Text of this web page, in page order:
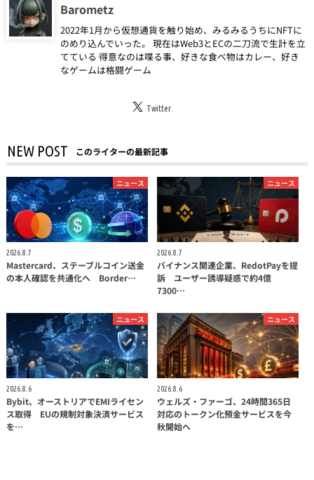
Barometz
2022年1月から仮想通貨を触り始め、みるみるうちにNFTに
のめり込んでいった。 現在はWeb3とECの二刀流で生計を立
てている 得意なのは喋る事、好きな食べ物はカレー、好き
なゲームは格闘ゲーム
Twitter
NEW POST このライターの最新記事
ニュース
2026.8.7
Mastercard、ステーブルコイン送金
の本人確認を共通化へ Border…
ニュース
2026.8.7
バイナンス関連企業、RedotPayを提
訴 ユーザー誘導疑惑で約4億
7300…
ニュース
2026.8.6
Bybit、オーストリアでEMIライセン
ス取得 EUの規制対象決済サービス
を…
ニュース
2026.8.6
ウェルズ・ファーゴ、24時間365日
対応のトークン化預金サービスを今
秋開始へ